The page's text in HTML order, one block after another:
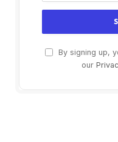
By signing up,
our